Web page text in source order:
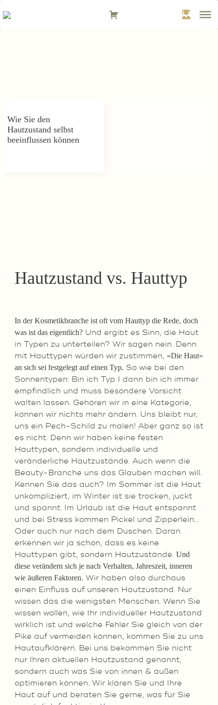
Inhalt
springen
Wie Sie den
Hautzustand selbst
beeinflussen können
Hautzustand vs. Hauttyp
In der Kosmetikbranche ist oft vom Hauttyp die Rede, doch
was ist das eigentlich? Und ergibt es Sinn, die Haut
in Typen zu unterteilen? Wir sagen nein. Denn
mit Hauttypen würden wir zustimmen, »Die Haut«
an sich sei festgelegt auf einen Typ. So wie bei den
Sonnentypen: Bin ich Typ I dann bin ich immer
empfindlich und muss besondere Vorsicht
walten lassen. Gehören wir in eine Kategorie,
können wir nichts mehr ändern. Uns bleibt nur,
uns ein Pech-Schild zu malen! Aber ganz so ist
es nicht. Denn wir haben keine festen
Hauttypen, sondern individuelle und
veränderliche Hautzustände. Auch wenn die
Beauty-Branche uns das Glauben machen will.
Kennen Sie das auch? Im Sommer ist die Haut
unkompliziert, im Winter ist sie trocken, juckt
und spannt. Im Urlaub ist die Haut entspannt
und bei Stress kommen Pickel und Zipperlein…
Oder auch nur nach dem Duschen. Daran
erkennen wir ja schon, dass es keine
Hauttypen gibt, sondern Hautzustände. Und
diese verändern sich je nach Verhalten, Jahreszeit, inneren
wie äußeren Faktoren. Wir haben also durchaus
einen Einfluss auf unseren Hautzustand. Nur
wissen das die wenigsten Menschen. Wenn Sie
wissen wollen, wie Ihr individueller Hautzustand
wirklich ist und welche Fehler Sie gleich von der
Pike auf vermeiden können, kommen Sie zu uns
Hautaufklärern. Bei uns bekommen Sie nicht
nur Ihren aktuellen Hautzustand genannt,
sondern auch was Sie von innen & außen
optimieren können. Wir klären Sie und Ihre
Haut auf und beraten Sie gerne, was für Sie